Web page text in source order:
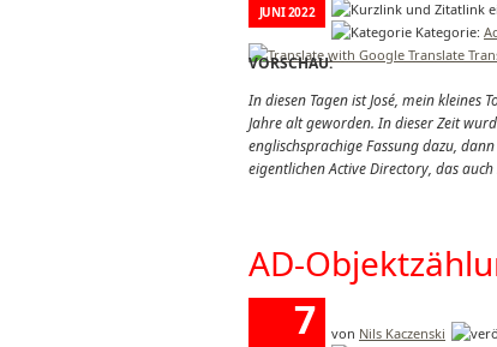
JUNI 2022
Kategorie:
VORSCHAU:
In diesen Tagen ist José, mein
Jahre alt geworden. In dieser Zeit
englischsprachige Fassung dazu,
eigentlichen Active Directory, das
AD-
7 von Nils Kaczenski